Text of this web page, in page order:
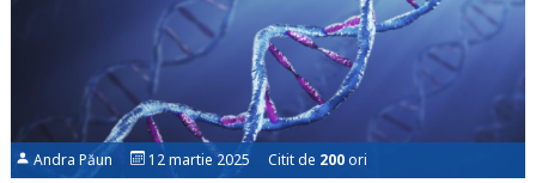
Andra Păun 12 martie 2025 Citit de 200ori